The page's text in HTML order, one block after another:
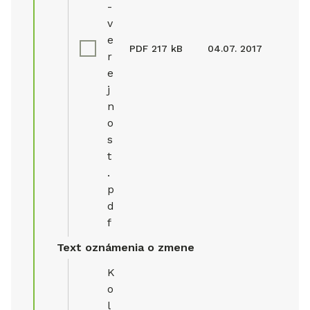
-
v
e
r
e
j
n
o
s
t
.
p
d
f
PDF 217 kB 04.07. 2017
Text oznámenia o zmene
K
o
l